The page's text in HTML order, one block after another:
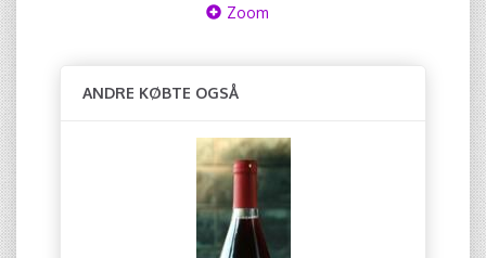
Zoom
ANDRE KØBTE OGSÅ